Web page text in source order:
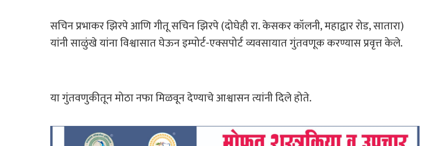
सचिन प्रभाकर झिरपे आणि गीतू सचिन झिरपे (दोघेही रा. केसकर कॉलनी, महाद्वार रोड, सातारा)
यांनी साळुंखे यांना विश्वासात घेऊन इम्पोर्ट-एक्सपोर्ट व्यवसायात गुंतवणूक करण्यास प्रवृत्त केले.
या गुंतवणुकीतून मोठा नफा मिळवून देण्याचे आश्वासन त्यांनी दिले होते.